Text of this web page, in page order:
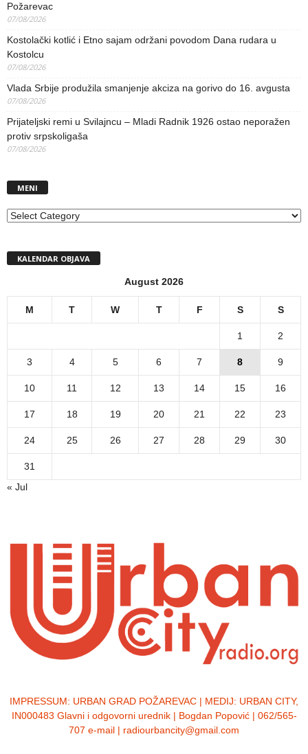
Požarevac
07/08/2026
Kostolački kotlić i Etno sajam održani povodom Dana rudara u
Kostolcu
07/08/2026
Vlada Srbije produžila smanjenje akciza na gorivo do 16. avgusta
07/08/2026
Prijateljski remi u Svilajncu – Mladi Radnik 1926 ostao neporažen
protiv srpskoligaša
07/08/2026
MENI
MENI
KALENDAR OBJAVA
August 2026
M T W T F S S
1 2
3 4 5 6 7 8 9
10 11 12 13 14 15 16
17 18 19 20 21 22 23
24 25 26 27 28 29 30
31
« Jul
IMPRESSUM: URBAN GRAD POŽAREVAC | MEDIJ: URBAN CITY,
IN000483 Glavni i odgovorni urednik | Bogdan Popović | 062/565-
707 e-mail | radiourbancity@gmail.com